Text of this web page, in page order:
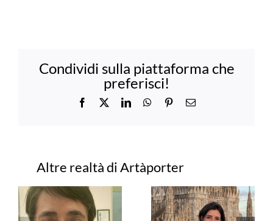
Condividi sulla piattaforma che
preferisci!
Facebook LinkedInWhatsApp
PinterestEmail
Progetti correlati